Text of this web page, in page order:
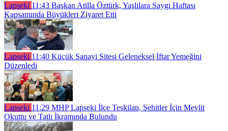
Lapseki 11:43 Başkan Atilla Öztürk, Yaşlılara Saygı Haftası
Kapsamında Büyükleri Ziyaret Etti
Lapseki 11:40 Küçük Sanayi Sitesi Geleneksel İftar Yemeğini
Düzenledi
Lapseki 11:29 MHP Lapseki İlçe Teşkilatı, Şehitler İçin Mevlit
Okuttu ve Tatlı İkramında Bulundu